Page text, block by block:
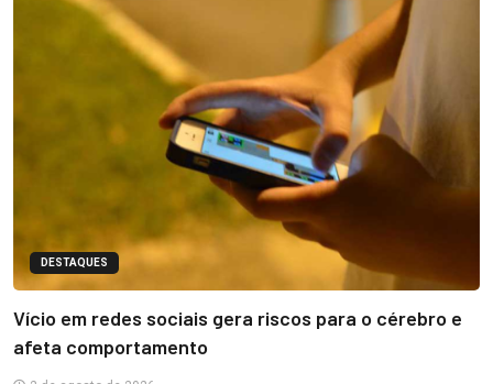
DESTAQUES
Vício em redes sociais gera riscos para o cérebro e
afeta comportamento